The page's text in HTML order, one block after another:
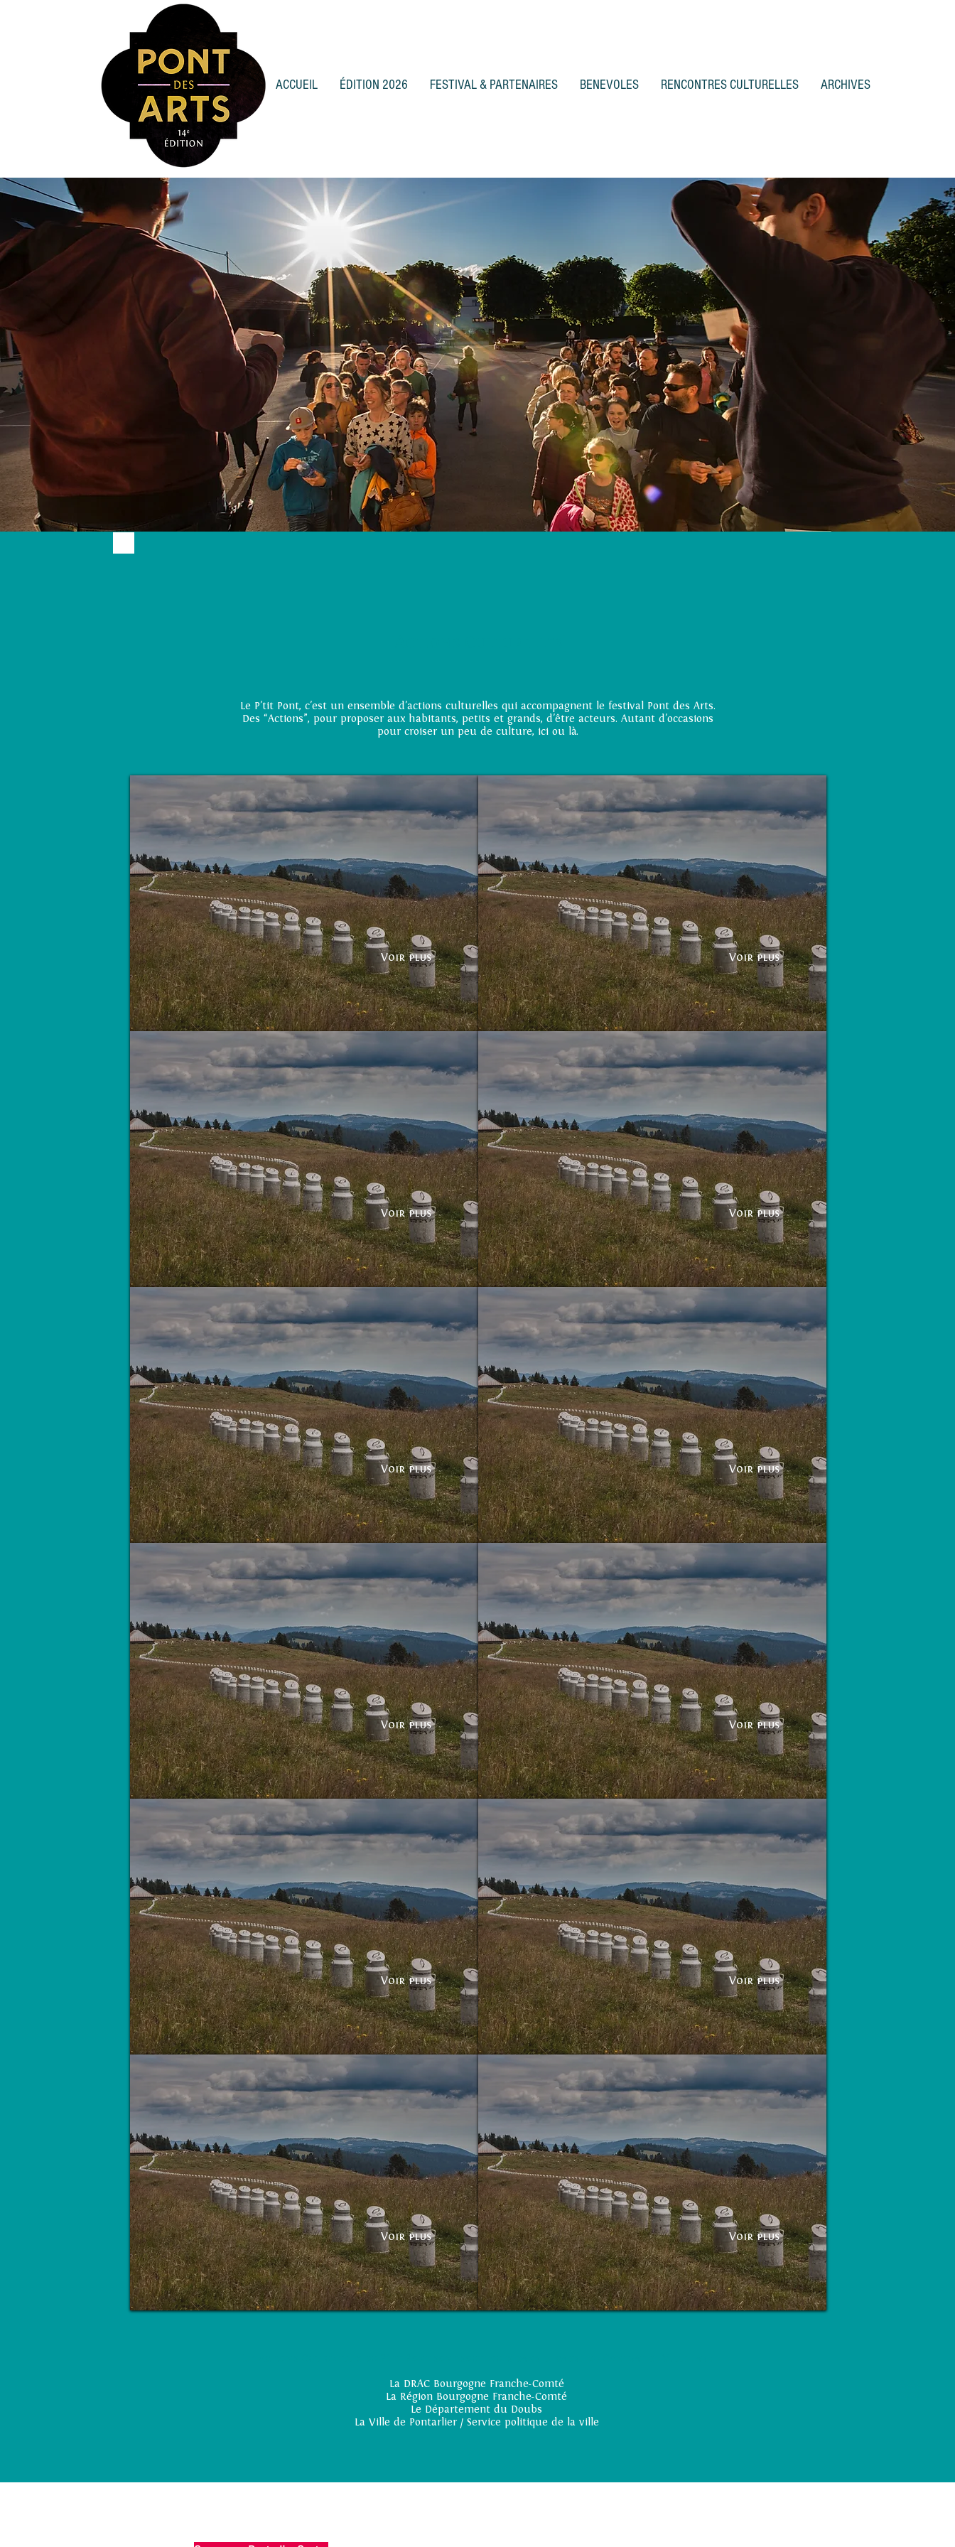
ACCUEIL ÉDITION 2026 FESTIVAL & PARTENAIRES BENEVOLES RENCONTRES CULTURELLES ARCHIVES
Le P'tit Pont, c'est un ensemble d'actions culturelles qui accompagnent le festival Pont des Arts.
Des “Actions”, pour proposer aux habitants, petits et grands, d'être acteurs. Autant d'occasions
pour croiser un peu de culture, ici ou là.
Bidons sans frontières
Voir plus
Bidons sans frontières
Voir plus
Bidons sans frontières
Voir plus
Bidons sans frontières
Voir plus
Bidons sans frontières
Voir plus
Bidons sans frontières
Voir plus
Bidons sans frontières
Voir plus
Bidons sans frontières
Voir plus
Bidons sans frontières
Voir plus
Bidons sans frontières
Voir plus
Bidons sans frontières
Voir plus
Bidons sans frontières
Voir plus
La DRAC Bourgogne Franche-Comté
La Région Bourgogne Franche-Comté
Le Département du Doubs
La Ville de Pontarlier / Service politique de la ville